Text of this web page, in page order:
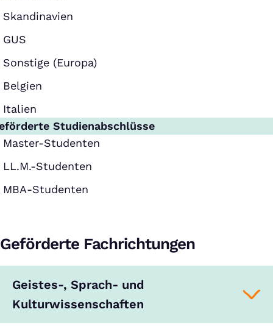
Skandinavien
GUS
Sonstige (Europa)
Belgien
Italien
Studienabschlüsse
Master-Studenten
LL.M.-Studenten
MBA-Studenten
Geförderte Fachrichtungen
Geistes-, Sprach- und
Kulturwissenschaften